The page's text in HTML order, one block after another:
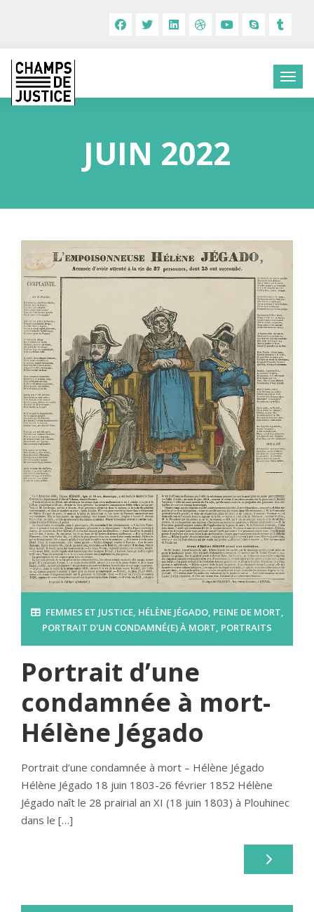
JUIN 2022
FEMMES ET JUSTICE, HÉLÈNE JÉGADO, PEINE DE MORT,
PORTRAIT D'UN CONDAMNÉ(E) À MORT, PORTRAITS
Portrait d’une
condamnée à mort-
Hélène Jégado
Portrait d’une condamnée à mort – Hélène Jégado
Hélène Jégado 18 juin 1803-26 février 1852 Hélène
Jégado naît le 28 prairial an XI (18 juin 1803) à Plouhinec
dans le […]